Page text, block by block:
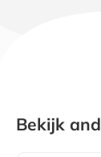
Bekijk